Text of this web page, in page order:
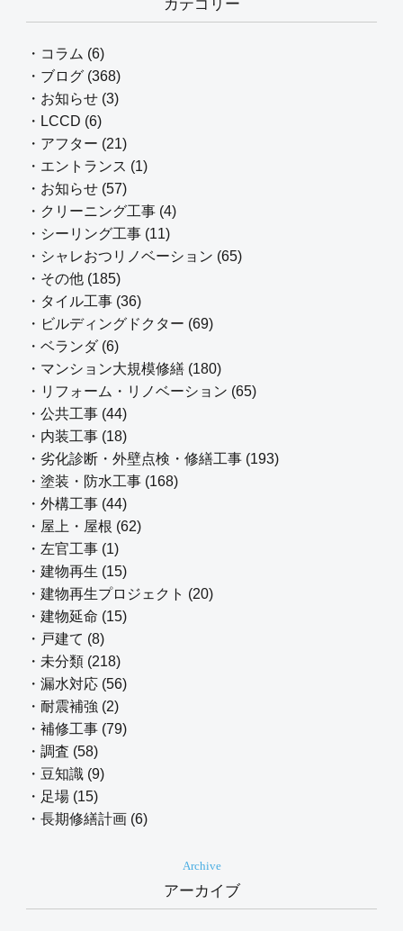
カテゴリー
・コラム (6)
・ブログ (368)
・お知らせ (3)
・LCCD (6)
・アフター (21)
・エントランス (1)
・お知らせ (57)
・クリーニング工事 (4)
・シーリング工事 (11)
・シャレおつリノベーション (65)
・その他 (185)
・タイル工事 (36)
・ビルディングドクター (69)
・ベランダ (6)
・マンション大規模修繕 (180)
・リフォーム・リノベーション (65)
・公共工事 (44)
・内装工事 (18)
・劣化診断・外壁点検・修繕工事 (193)
・塗装・防水工事 (168)
・外構工事 (44)
・屋上・屋根 (62)
・左官工事 (1)
・建物再生 (15)
・建物再生プロジェクト (20)
・建物延命 (15)
・戸建て (8)
・未分類 (218)
・漏水対応 (56)
・耐震補強 (2)
・補修工事 (79)
・調査 (58)
・豆知識 (9)
・足場 (15)
・長期修繕計画 (6)
Archive
アーカイブ